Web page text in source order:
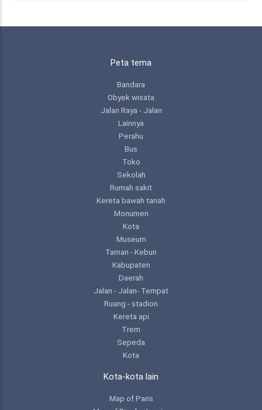
Peta tema
Bandara
Obyek wisata
Jalan Raya - Jalan
Lainnya
Perahu
Bus
Toko
Sekolah
Rumah sakit
Kereta bawah tanah
Monumen
Kota
Museum
Taman - Kebun
Kabupaten
Daerah
Jalan - Jalan- Tempat
Ruang - stadion
Kereta api
Trem
Sepeda
Kota
Kota-kota lain
Map of Paris